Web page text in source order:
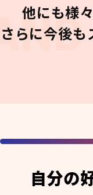
他にも様
さらに今後も
自分の